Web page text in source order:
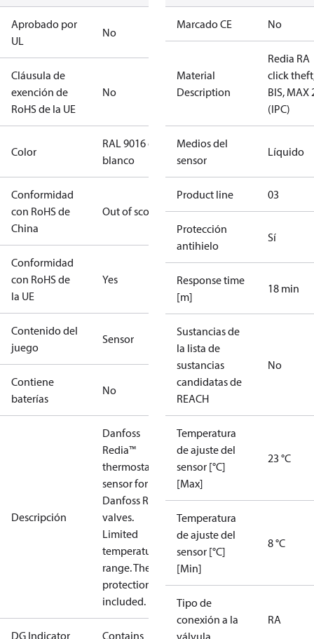
Aprobado por
UL
No
Cláusula de
exención de
RoHS de la UE
No
Color
RAL 9016 en
blanco
Conformidad
con RoHS de
China
Out of scope
Conformidad
con RoHS de
la UE
Yes
Contenido del
juego
Sensor
Contiene
baterías
No
Descripción
Danfoss
Redia™
thermostatic
sensor for for
Danfoss RA
valves.
Limited
temperature
range. Theft
protection
included.
DG Indicator Contains
Marcado CE No
Material
Description
Redia RA
click
BIS, MAX
(IPC)
Medios del
sensor
Líquido
Product line 03
Protección
antihielo
Sí
Response time
[m]
18 min
Sustancias de
la lista de
sustancias
candidatas de
REACH
No
Temperatura
de ajuste del
sensor [°C]
[Max]
23 °C
Temperatura
de ajuste del
sensor [°C]
[Min]
8 °C
Tipo de
conexión a la
válvula
RA